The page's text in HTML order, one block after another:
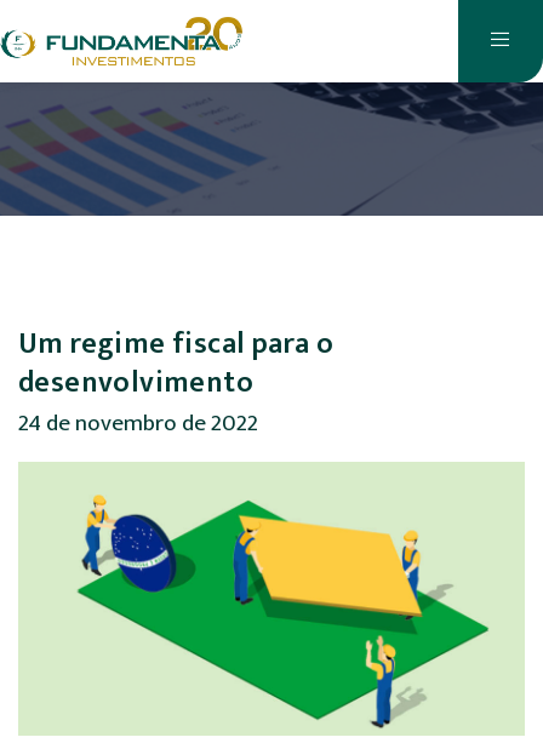
Um regime fiscal para o
desenvolvimento
24 de novembro de 2022